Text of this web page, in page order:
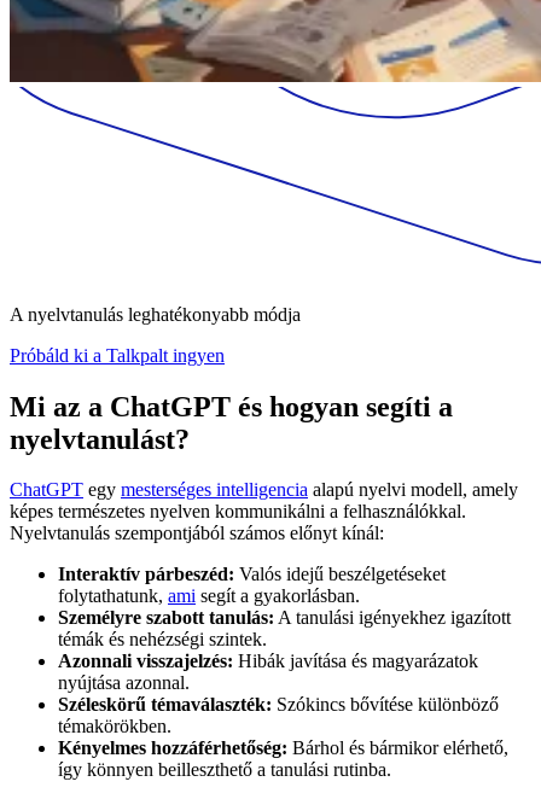
A nyelvtanulás leghatékonyabb módja
Próbáld ki a Talkpalt ingyen
Mi az a ChatGPT és hogyan segíti a
nyelvtanulást?
ChatGPT egy mesterséges intelligencia alapú nyelvi modell, amely
képes természetes nyelven kommunikálni a felhasználókkal.
Nyelvtanulás szempontjából számos előnyt kínál:
Interaktív párbeszéd: Valós idejű beszélgetéseket
folytathatunk, ami segít a gyakorlásban.
Személyre szabott tanulás: A tanulási igényekhez igazított
témák és nehézségi szintek.
Azonnali visszajelzés: Hibák javítása és magyarázatok
nyújtása azonnal.
Széleskörű témaválaszték: Szókincs bővítése különböző
témakörökben.
Kényelmes hozzáférhetőség: Bárhol és bármikor elérhető,
így könnyen beilleszthető a tanulási rutinba.